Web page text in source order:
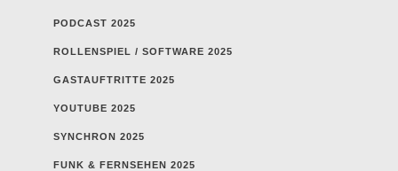
PODCAST 2025
ROLLENSPIEL / SOFTWARE 2025
GASTAUFTRITTE 2025
YOUTUBE 2025
SYNCHRON 2025
FUNK & FERNSEHEN 2025